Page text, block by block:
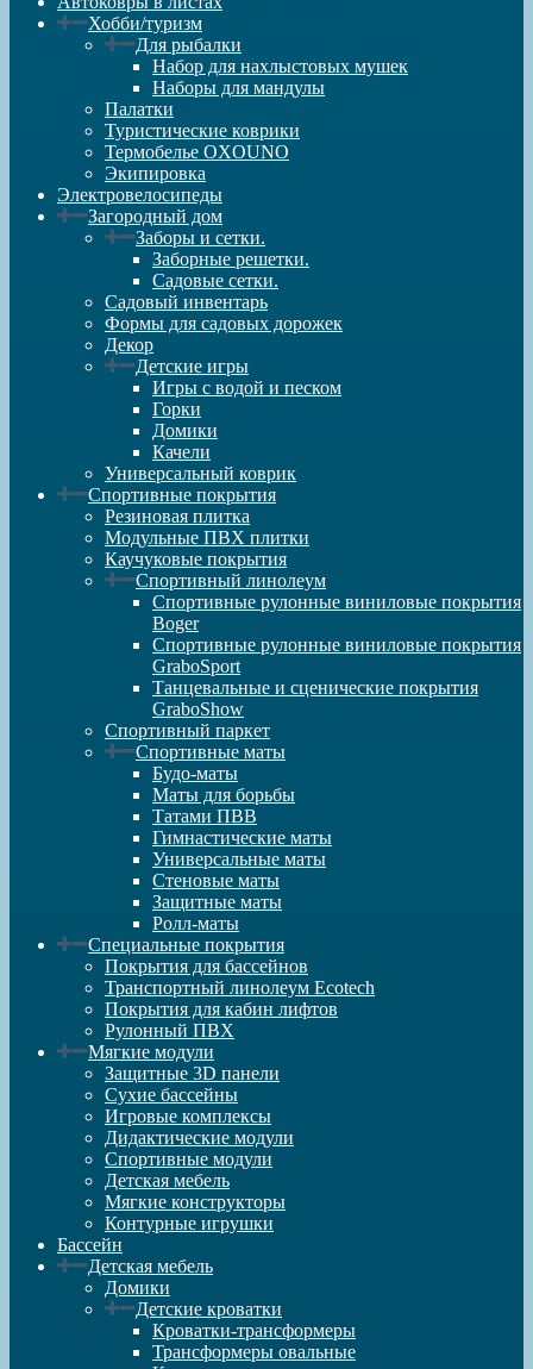
Хобби/туризм
Для рыбалки
Набор для нахлыстовых мушек
Наборы для мандулы
Палатки
Туристические коврики
Термобелье OXOUNO
Экипировка
Электровелосипеды
Загородный дом
Заборы и сетки.
Заборные решетки.
Садовые сетки.
Садовый инвентарь
Формы для садовых дорожек
Декор
Детские игры
Игры с водой и песком
Горки
Домики
Качели
Универсальный коврик
Спортивные покрытия
Резиновая плитка
Модульные ПВХ плитки
Каучуковые покрытия
Спортивный линолеум
Спортивные рулонные виниловые покрытия
Boger
Спортивные рулонные виниловые покрытия
GraboSport
Танцевальные и сценические покрытия
GraboShow
Спортивный паркет
Спортивные маты
Будо-маты
Маты для борьбы
Татами ПВВ
Гимнастические маты
Универсальные маты
Стеновые маты
Защитные маты
Ролл-маты
Специальные покрытия
Покрытия для бассейнов
Транспортный линолеум Ecotech
Покрытия для кабин лифтов
Рулонный ПВХ
Мягкие модули
Защитные 3D панели
Сухие бассейны
Игровые комплексы
Дидактические модули
Спортивные модули
Детская мебель
Мягкие конструкторы
Контурные игрушки
Бассейн
Детская мебель
Домики
Детские кроватки
Кроватки-трансформеры
Трансформеры овальные